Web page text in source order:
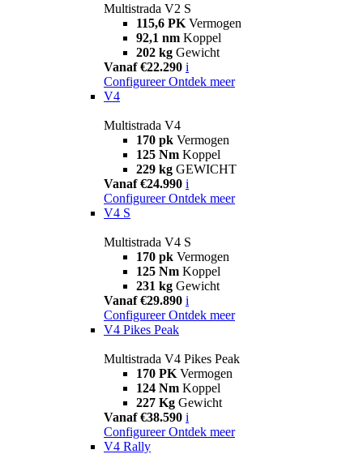
Multistrada V2 S
115,6 PK Vermogen
92,1 nm Koppel
202 kg Gewicht
Vanaf €22.290 i
Configureer Ontdek meer
V4
Multistrada V4
170 pk Vermogen
125 Nm Koppel
229 kg GEWICHT
Vanaf €24.990 i
Configureer Ontdek meer
V4 S
Multistrada V4 S
170 pk Vermogen
125 Nm Koppel
231 kg Gewicht
Vanaf €29.890 i
Configureer Ontdek meer
V4 Pikes Peak
Multistrada V4 Pikes Peak
170 PK Vermogen
124 Nm Koppel
227 Kg Gewicht
Vanaf €38.590 i
Configureer Ontdek meer
V4 Rally